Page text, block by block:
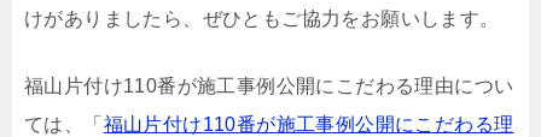
けがありましたら、ぜひともご協力をお願いします。
福山片付け110番が施工事例公開にこだわる理由につい
ては、「 福山片付け110番が施工事例公開にこだわる理